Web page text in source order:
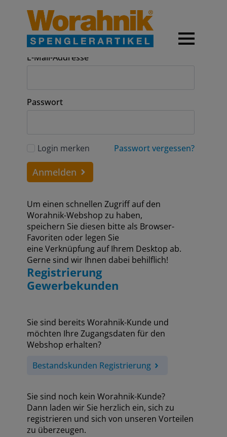
Anmeldung
E-Mail-Addresse
Passwort
Login merken Passwort vergessen?
Anmelden
Um einen schnellen Zugriff auf den
Worahnik-Webshop zu haben,
speichern Sie diesen bitte als Browser-
Favoriten oder legen Sie
eine Verknüpfung auf Ihrem Desktop ab.
Gerne sind wir Ihnen dabei behilflich!
Registrierung
Gewerbekunden
Sie sind bereits Worahnik-Kunde und
möchten Ihre Zugangsdaten für den
Webshop erhalten?
Bestandskunden Registrierung
Sie sind noch kein Worahnik-Kunde?
Dann laden wir Sie herzlich ein, sich zu
registrieren und sich von unseren Vorteilen
zu überzeugen.